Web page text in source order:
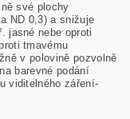
své plochy
ND 0,3) a snižuje
jasné nebe oproti
tmavému
v polovině pozvolně
barevné podání
viditelného záření-